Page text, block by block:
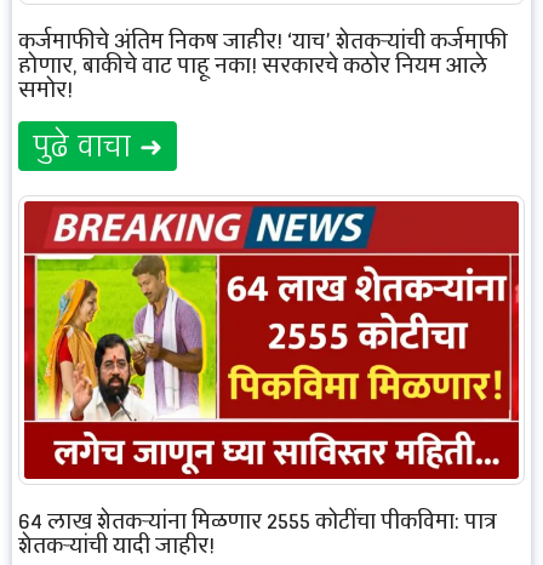
कर्जमाफीचे अंतिम निकष जाहीर! ‘याच’ शेतकऱ्यांची कर्जमाफी
होणार, बाकीचे वाट पाहू नका! सरकारचे कठोर नियम आले
समोर!
पुढे वाचा ➜
64 लाख शेतकऱ्यांना मिळणार 2555 कोटींचा पीकविमा: पात्र
शेतकऱ्यांची यादी जाहीर!